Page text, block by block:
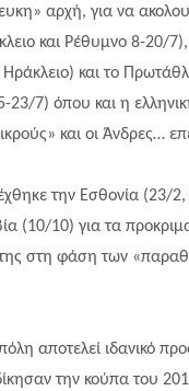
αρχή, για να
και Ρέθυμνο 8-20/
και το
23/7) όπου και η
και οι Άνδρες…
την Εσθονία (23/
(10/10) για τα
της στη φάση των
αποτελεί ιδανικό
την κούπα του